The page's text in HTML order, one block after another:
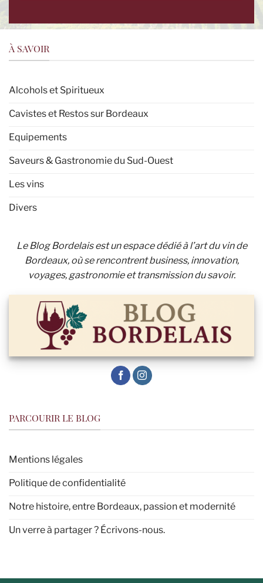
À SAVOIR
Alcohols et Spiritueux
Cavistes et Restos sur Bordeaux
Equipements
Saveurs & Gastronomie du Sud-Ouest
Les vins
Divers
Le Blog Bordelais est un espace dédié à l’art du vin de
Bordeaux, où se rencontrent business, innovation,
voyages, gastronomie et transmission du savoir.
PARCOURIR LE BLOG
Mentions légales
Politique de confidentialité
Notre histoire, entre Bordeaux, passion et modernité
Un verre à partager ? Écrivons-nous.